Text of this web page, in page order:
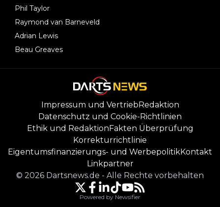
Phil Taylor
Raymond van Barneveld
Adrian Lewis
Beau Greaves
Impressum und VertriebRedaktion
Datenschutz und Cookie-Richtlinien
Ethik und RedaktionFakten Überprüfung
Korrekturrichtlinie
Eigentumsfinanzierungs- und WerbepolitikKontakt
Linkpartner
© 2026 Dartsnews.de - Alle Rechte vorbehalten
Powered by Newsifier